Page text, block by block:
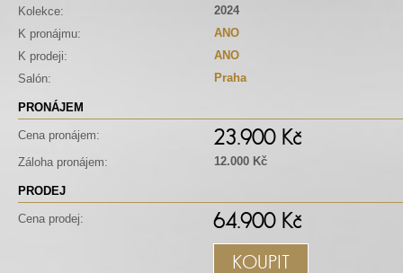
Kolekce:
2024
K pronájmu:
ANO
K prodeji:
ANO
Salón:
Praha
PRONÁJEM
Cena pronájem: 23.900 Kč
Záloha pronájem: 12.000 Kč
PRODEJ
Cena prodej: 64.900 Kč
KOUPIT